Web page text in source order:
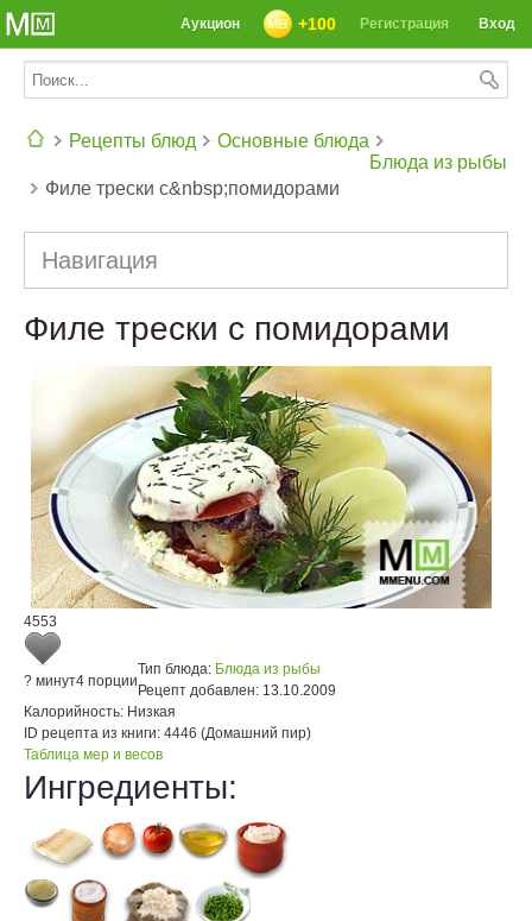
СЕГОДНЯ: 39142 РЕЦЕПТА
Вход
Регистрация
+100
Аукцион
Рецепты блюд
Основные блюда
Блюда из рыбы
Филе трески с&nbsp;помидорами
Навигация
Филе трески с помидорами
4553
? минут4 порции
Тип блюда: Блюда из рыбы
Рецепт добавлен: 13.10.2009
Калорийность: Низкая
ID рецепта из книги: 4446 (Домашний пир)
Таблица мер и весов
Ингредиенты: